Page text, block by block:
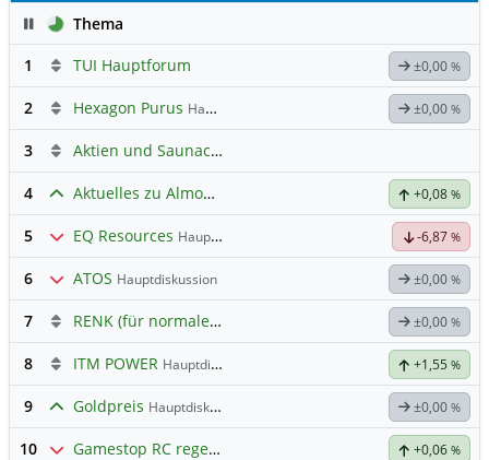
PauseThema
1
TUI Hauptforum ±0,00 %
2 Hexagon Purus Hauptdiskussion ±0,00 %
3 Aktien und Saunaclub alla Luci
4 Aktuelles zu Almonty Industries +0,08 %
5 EQ Resources Hauptdiskussion -6,87 %
6 ATOS Hauptdiskussion ±0,00 %
7 RENK (für normale, sachliche Kommunikation!) ±0,00 %
8 ITM POWER Hauptdiskussion +1,55 %
9 Goldpreis Hauptdiskussion ±0,00 %
10 Gamestop RC regelt ✌️ +0,06 %